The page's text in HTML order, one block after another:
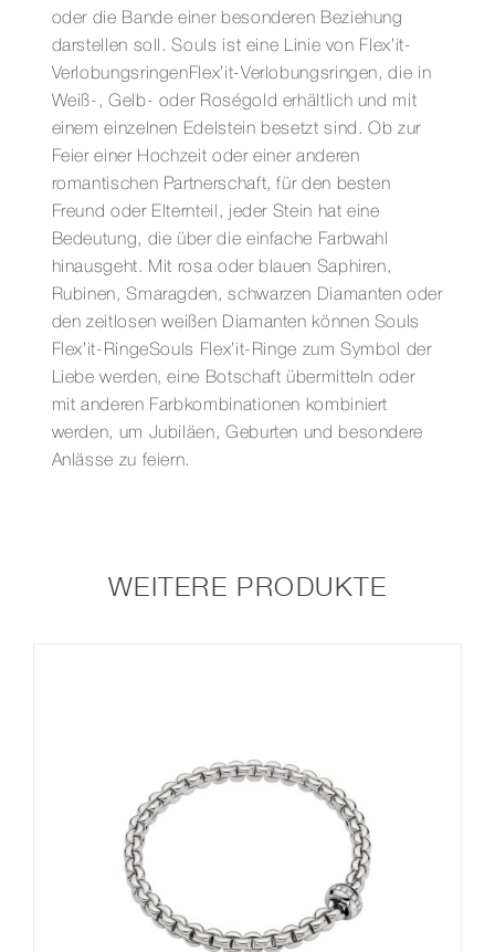
oder die Bande einer besonderen Beziehung
darstellen soll. Souls ist eine Linie von Flex’it-
VerlobungsringenFlex’it-Verlobungsringen, die in
Weiß-, Gelb- oder Roségold erhältlich und mit
einem einzelnen Edelstein besetzt sind. Ob zur
Feier einer Hochzeit oder einer anderen
romantischen Partnerschaft, für den besten
Freund oder Elternteil, jeder Stein hat eine
Bedeutung, die über die einfache Farbwahl
hinausgeht. Mit rosa oder blauen Saphiren,
Rubinen, Smaragden, schwarzen Diamanten oder
den zeitlosen weißen Diamanten können Souls
Flex’it-RingeSouls Flex’it-Ringe zum Symbol der
Liebe werden, eine Botschaft übermitteln oder
mit anderen Farbkombinationen kombiniert
werden, um Jubiläen, Geburten und besondere
Anlässe zu feiern.
WEITERE PRODUKTE